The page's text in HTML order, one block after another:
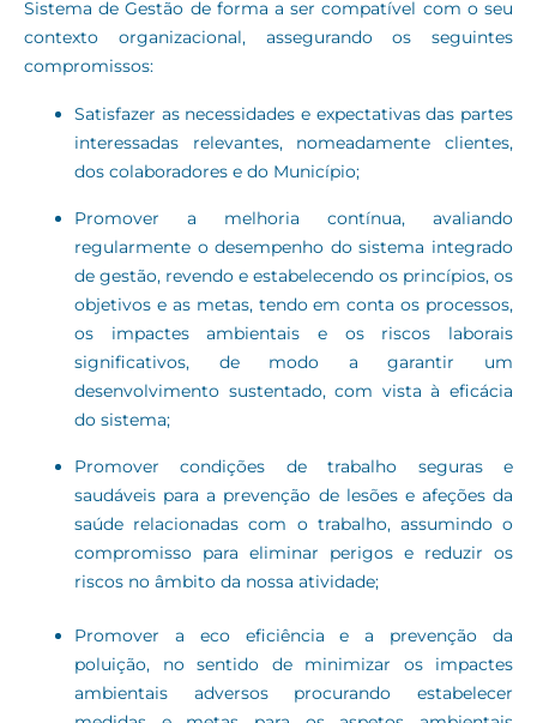
Sistema de Gestão de forma a ser compatível com o seu
contexto organizacional, assegurando os seguintes
compromissos:
Satisfazer as necessidades e expectativas das partes
interessadas relevantes, nomeadamente clientes,
dos colaboradores e do Município;
Promover a melhoria contínua, avaliando
regularmente o desempenho do sistema integrado
de gestão, revendo e estabelecendo os princípios, os
objetivos e as metas, tendo em conta os processos,
os impactes ambientais e os riscos laborais
significativos, de modo a garantir um
desenvolvimento sustentado, com vista à eficácia
do sistema;
Promover condições de trabalho seguras e
saudáveis para a prevenção de lesões e afeções da
saúde relacionadas com o trabalho, assumindo o
compromisso para eliminar perigos e reduzir os
riscos no âmbito da nossa atividade;
Promover a eco eficiência e a prevenção da
poluição, no sentido de minimizar os impactes
ambientais adversos procurando estabelecer